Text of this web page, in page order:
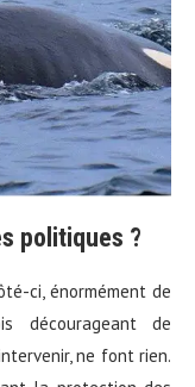
politiques ?
ci, énormément de
décourageant de
ne font rien.